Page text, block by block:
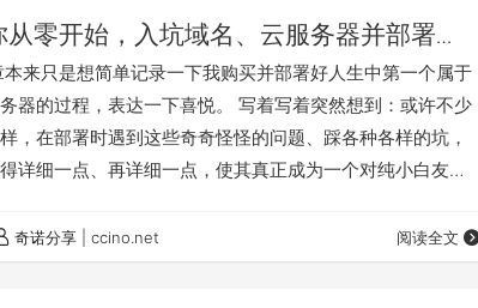
从零开始，入坑域名、云服务器并部署
WebUI！
来只是想简单记录一下我购买并部署好人生中第一个属于
器的过程，表达一下喜悦。 写着写着突然想到：或许不少
，在部署时遇到这些奇奇怪怪的问题、踩各种各样的坑，
详细一点、再详细一点，使其真正成为一个对纯小白友好
自己的服务器和 New API、Open WebUI，甚至更多！ 预
预算有个数再往下看，这样也不耽误你时间，对吧？ 本教
奇诺分享 | ccino.net 阅读全文